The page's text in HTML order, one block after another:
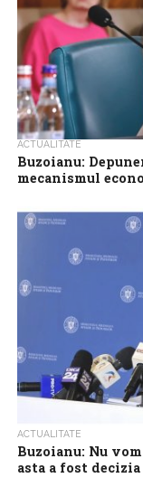
ACTUALITATE
Buzoianu:
mecanismul
PNRR, va fi depus
să investească, în...
ACTUALITATE
Buzoianu: Nu
asta a fost